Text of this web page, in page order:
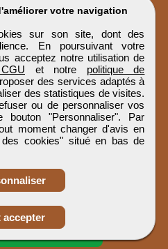
ses
votre navigation
sur son site, dont des
En poursuivant votre
acceptez notre utilisation de
et notre politique de
des services adaptés à
des statistiques de visites.
ou de personnaliser vos
"Personnaliser". Par
moment changer d'avis en
cookies" situé en bas de
accepter
© 1999 - 2026